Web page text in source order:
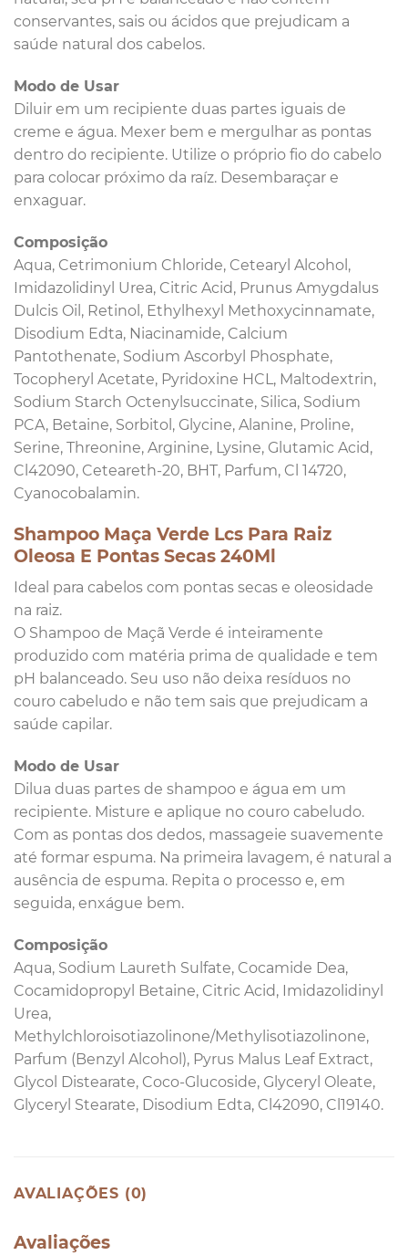
conservantes, sais ou ácidos que prejudicam a
saúde natural dos cabelos.
Modo de Usar
Diluir em um recipiente duas partes iguais de
creme e água. Mexer bem e mergulhar as pontas
dentro do recipiente. Utilize o próprio fio do cabelo
para colocar próximo da raíz. Desembaraçar e
enxaguar.
Composição
Aqua, Cetrimonium Chloride, Cetearyl Alcohol,
Imidazolidinyl Urea, Citric Acid, Prunus Amygdalus
Dulcis Oil, Retinol, Ethylhexyl Methoxycinnamate,
Disodium Edta, Niacinamide, Calcium
Pantothenate, Sodium Ascorbyl Phosphate,
Tocopheryl Acetate, Pyridoxine HCL, Maltodextrin,
Sodium Starch Octenylsuccinate, Silica, Sodium
PCA, Betaine, Sorbitol, Glycine, Alanine, Proline,
Serine, Threonine, Arginine, Lysine, Glutamic Acid,
Cl42090, Ceteareth-20, BHT, Parfum, Cl 14720,
Cyanocobalamin.
Shampoo Maça Verde Lcs Para Raiz
Oleosa E Pontas Secas 240Ml
Ideal para cabelos com pontas secas e oleosidade
na raiz.
O Shampoo de Maçã Verde é inteiramente
produzido com matéria prima de qualidade e tem
pH balanceado. Seu uso não deixa resíduos no
couro cabeludo e não tem sais que prejudicam a
saúde capilar.
Modo de Usar
Dilua duas partes de shampoo e água em um
recipiente. Misture e aplique no couro cabeludo.
Com as pontas dos dedos, massageie suavemente
até formar espuma. Na primeira lavagem, é natural a
ausência de espuma. Repita o processo e, em
seguida, enxágue bem.
Composição
Aqua, Sodium Laureth Sulfate, Cocamide Dea,
Cocamidopropyl Betaine, Citric Acid, Imidazolidinyl
Urea,
Methylchloroisotiazolinone/Methylisotiazolinone,
Parfum (Benzyl Alcohol), Pyrus Malus Leaf Extract,
Glycol Distearate, Coco-Glucoside, Glyceryl Oleate,
Glyceryl Stearate, Disodium Edta, Cl42090, Cl19140.
AVALIAÇÕES (0)
Avaliações